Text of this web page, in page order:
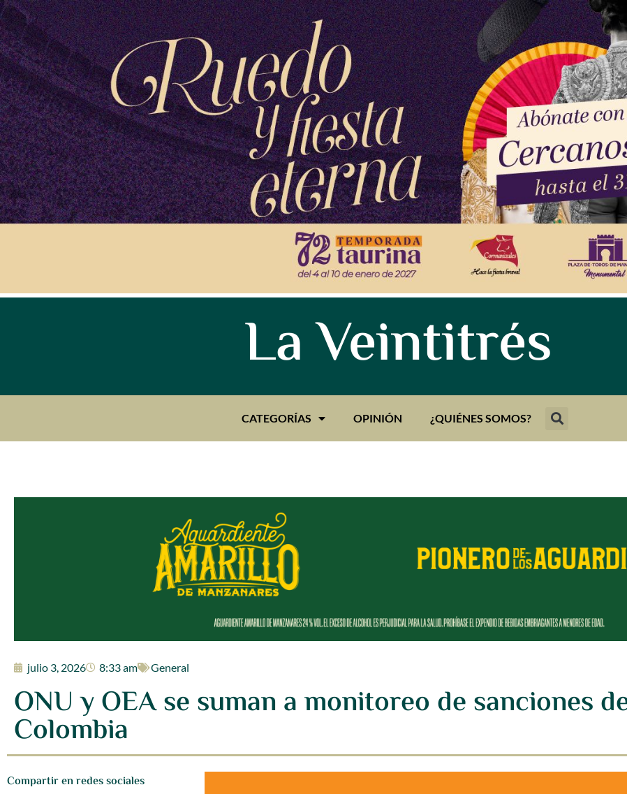
La Veintitrés
CATEGORÍAS OPINIÓN ¿QUIÉNES SOMOS?
julio 3, 2026 8:33 am General
ONU y OEA se suman a monitoreo de sanciones
Colombia
Compartir en redes sociales